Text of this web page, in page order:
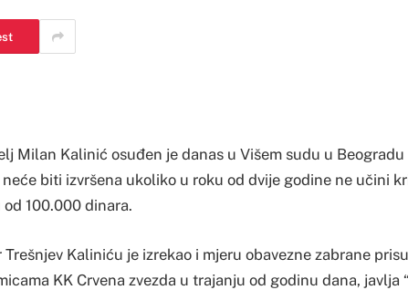
Milan Kalinić osuđen je danas u Višem sudu u
neće biti izvršena ukoliko u roku od dvije godine ne učini
100.000 dinara.
Kaliniću je izrekao i mjeru obavezne zabrane
KK Crvena zvezda u trajanju od godinu dana, javlja